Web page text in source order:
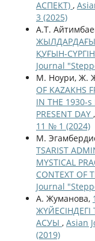
АСПЕКТ) ,
3 (2025)
А.Т.
ЖЫЛДАРДАҒЫ
ҚУҒЫН-
Journal
M. Ноури, Ж.
OF KAZAKHS
IN THE 1930-s
PRESENT DAY ,
11 № 1 (2024)
М.
TSARIST
MYSTICAL
CONTEXT OF
Journal
А. Жуманова,
АСУЫ , Asian
(2019)